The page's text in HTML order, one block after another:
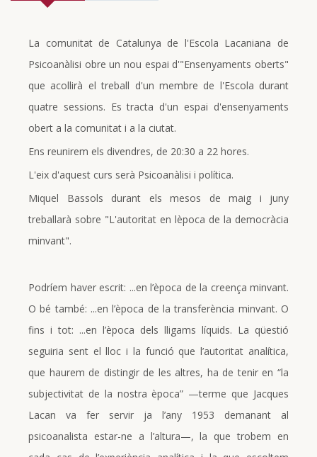
La comunitat de Catalunya de l'Escola Lacaniana de
Psicoanàlisi obre un nou espai d'"Ensenyaments oberts"
que acollirà el treball d'un membre de l'Escola durant
quatre sessions. Es tracta d'un espai d'ensenyaments
obert a la comunitat i a la ciutat.
Ens reunirem els divendres, de 20:30 a 22 hores.
L'eix d'aquest curs serà Psicoanàlisi i política.
Miquel Bassols durant els mesos de maig i juny
treballarà sobre "L'autoritat en lèpoca de la democràcia
minvant".
Podríem haver escrit: ...en l’època de la creença minvant.
O bé també: ...en l’època de la transferència minvant. O
fins i tot: ...en l’època dels lligams líquids. La qüestió
seguiria sent el lloc i la funció que l’autoritat analítica,
que haurem de distingir de les altres, ha de tenir en “la
subjectivitat de la nostra època” —terme que Jacques
Lacan va fer servir ja l’any 1953 demanant al
psicoanalista estar-ne a l’altura—, la que trobem en